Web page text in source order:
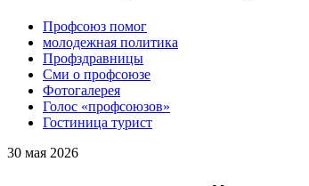
Профсоюз помог
молодежная политика
Профздравницы
Сми о профсоюзе
Фотогалерея
Голос «профсоюзов»
Гостиница турист
30 мая 2026